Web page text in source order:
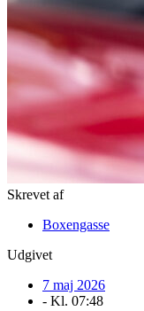
Skrevet af
Boxengasse
Udgivet
7 maj 2026
- Kl. 07:48